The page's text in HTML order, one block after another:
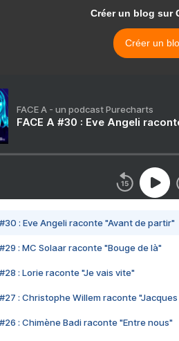
Créer un blog sur
Créer un
FACE A - un podcast Purecharts
FACE A #30 : Eve Angeli
#30 : Eve Angeli raconte "Avant de partir"
#29 : MC Solaar raconte "Bouge de là"
#28 : Lorie raconte "Je vais vite"
#27 : Christophe Willem raconte
#26 : Chimène Badi raconte "Entre nous"